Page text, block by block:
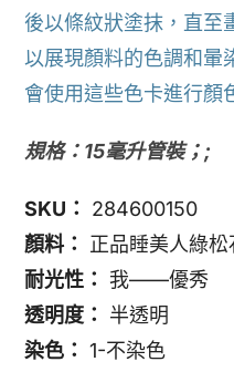
後以條紋狀塗抹，直至
以展現顏料的色調和暈
會使用這些色卡進行顏
規格：15毫升管裝；;
SKU：
284600150
顏料：
正品睡美人綠
耐光性：
我——優秀
透明度：
半透明
染色： 1-不染色